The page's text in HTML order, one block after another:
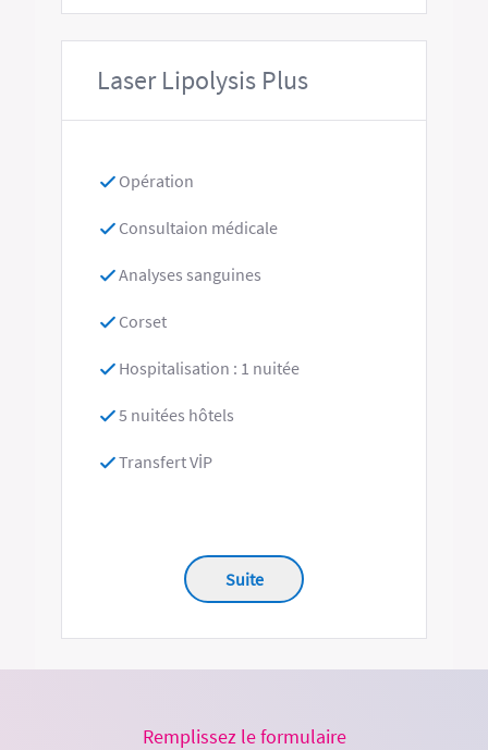
Laser Lipolysis Plus
Opération
Consultaion médicale
Analyses sanguines
Corset
Hospitalisation : 1 nuitée
5 nuitées hôtels
Transfert VİP
Suite
Remplissez le formulaire